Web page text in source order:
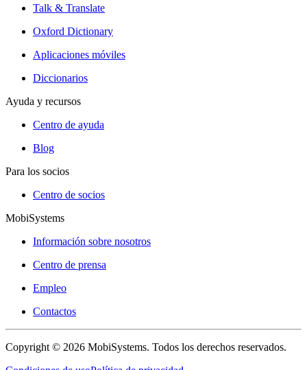
Talk & Translate
Oxford Dictionary
Aplicaciones móviles
Diccionarios
Ayuda y recursos
Centro de ayuda
Blog
Para los socios
Centro de socios
MobiSystems
Información sobre nosotros
Centro de prensa
Empleo
Contactos
Copyright © 2026 MobiSystems. Todos los derechos reservados.